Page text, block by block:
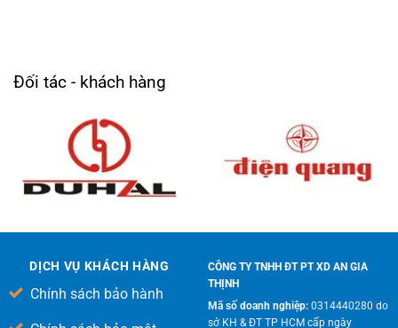
Đối tác - khách hàng
DỊCH VỤ KHÁCH HÀNG
Chính sách bảo hành
CÔNG TY TNHH ĐT PT XD AN GIA
THỊNH
Mã số doanh nghiệp:0314440280 do
sở KH & ĐT TP HCM cấp ngày